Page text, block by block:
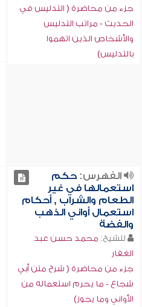
جزء من محاضرة ( التدليس في
الحديث - مراتب التدليس
والأشخاص الذين اتهموا
بالتدليس)
الفهرس:حكم
استعمالها في غير
الطعام والشراب , أحكام
استعمال أواني الذهب
والفضة
للشيخ: محمد حسن عبد
الغفار
جزء من محاضرة ( شرح متن أبي
شجاع - ما يحرم استعماله من
الأواني وما يجوز)